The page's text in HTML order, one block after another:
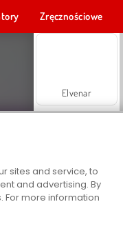
Zręcznościowe
Elvenar
sites and service, to
and advertising. By
For more information